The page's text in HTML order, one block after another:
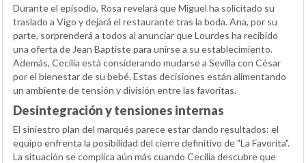
Durante el episodio, Rosa revelará que Miguel ha solicitado su
traslado a Vigo y dejará el restaurante tras la boda. Ana, por su
parte, sorprenderá a todos al anunciar que Lourdes ha recibido
una oferta de Jean Baptiste para unirse a su establecimiento.
Además, Cecilia está considerando mudarse a Sevilla con César
por el bienestar de su bebé. Estas decisiones están alimentando
un ambiente de tensión y división entre las favoritas.
Desintegración y tensiones internas
El siniestro plan del marqués parece estar dando resultados: el
equipo enfrenta la posibilidad del cierre definitivo de "La Favorita".
La situación se complica aún más cuando Cecilia descubre que